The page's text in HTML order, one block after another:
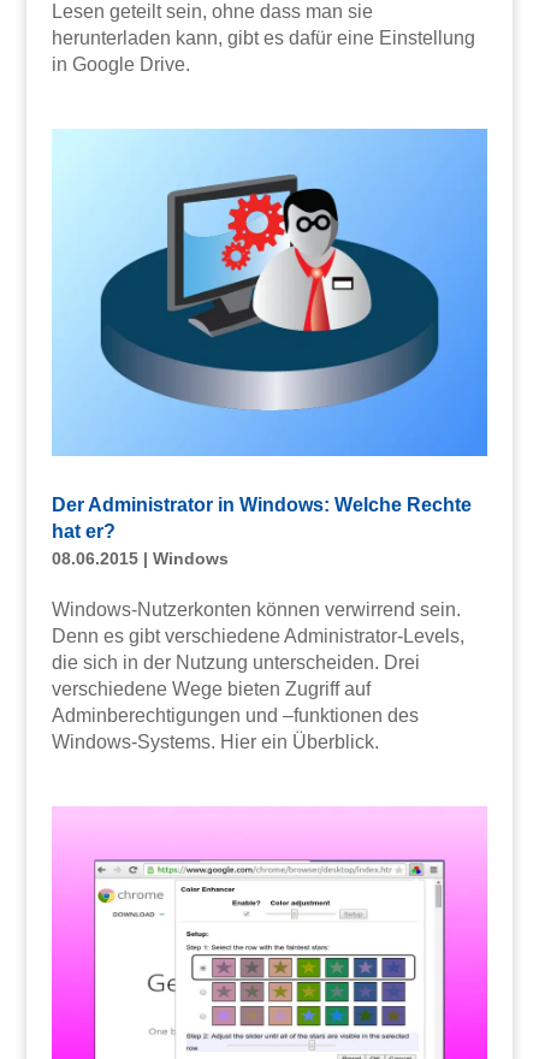
Lesen geteilt sein, ohne dass man sie
herunterladen kann, gibt es dafür eine Einstellung
in Google Drive.
Der Administrator in Windows: Welche Rechte
hat er?
08.06.2015| Windows
Windows-Nutzerkonten können verwirrend sein.
Denn es gibt verschiedene Administrator-Levels,
die sich in der Nutzung unterscheiden. Drei
verschiedene Wege bieten Zugriff auf
Adminberechtigungen und –funktionen des
Windows-Systems. Hier ein Überblick.